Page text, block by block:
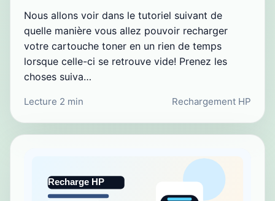
Nous allons voir dans le tutoriel suivant de
quelle manière vous allez pouvoir recharger
votre cartouche toner en un rien de temps
lorsque celle-ci se retrouve vide! Prenez les
choses suiva…
Lecture 2 min Rechargement HP